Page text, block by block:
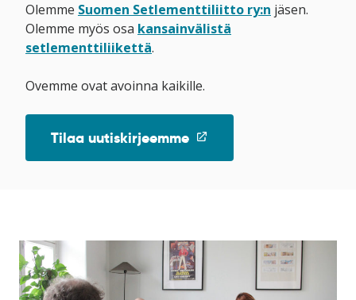
Olemme Suomen Setlementtiliitto ry:n jäsen.
Olemme myös osa kansainvälistä
setlementtiliikettä.
Ovemme ovat avoinna kaikille.
Tilaa uutiskirjeemme(linkki
avataan